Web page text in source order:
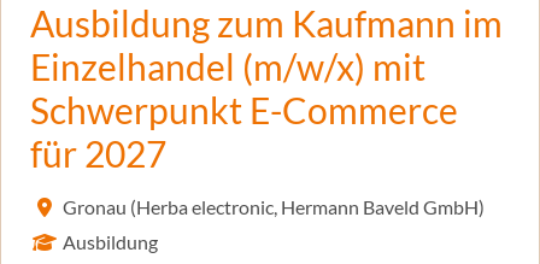
Ausbildung zum Kaufmann im
Einzelhandel (m/w/x) mit
Schwerpunkt E-Commerce
für 2027
Gronau (Herba electronic, Hermann Baveld GmbH)
Ausbildung